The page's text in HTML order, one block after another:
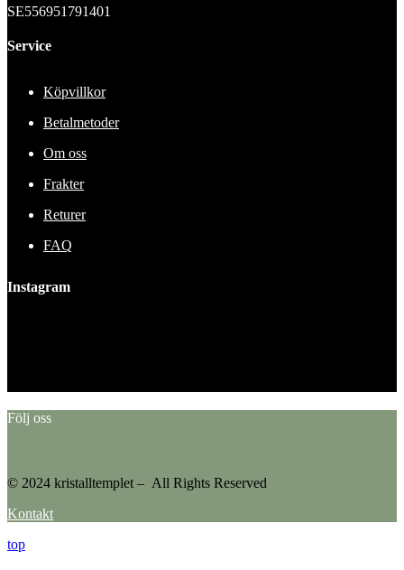
SE556951791401
Service
Köpvillkor
Betalmetoder
Om oss
Frakter
Returer
FAQ
Instagram
Följ oss
© 2024 kristalltemplet – All Rights Reserved
Kontakt
top